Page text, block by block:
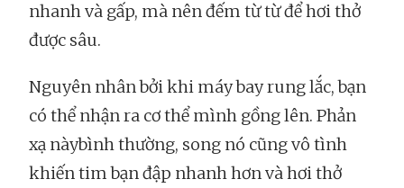
nhanh và gấp, mà nên đếm từ từ để hơi thở
được sâu.
Nguyên nhân bởi khi máy bay rung lắc, bạn
có thể nhận ra cơ thể mình gồng lên. Phản
xạ nàybình thường, song nó cũng vô tình
khiến tim bạn đập nhanh hơn và hơi thở